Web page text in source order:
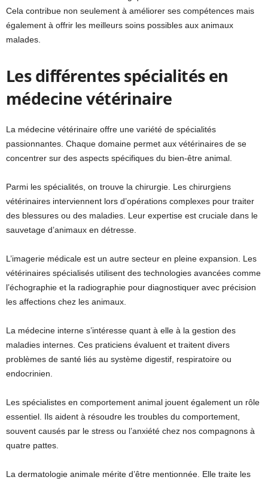
Cela contribue non seulement à améliorer ses compétences mais
également à offrir les meilleurs soins possibles aux animaux
malades.
Les différentes spécialités en
médecine vétérinaire
La médecine vétérinaire offre une variété de spécialités
passionnantes. Chaque domaine permet aux vétérinaires de se
concentrer sur des aspects spécifiques du bien-être animal.
Parmi les spécialités, on trouve la chirurgie. Les chirurgiens
vétérinaires interviennent lors d’opérations complexes pour traiter
des blessures ou des maladies. Leur expertise est cruciale dans le
sauvetage d’animaux en détresse.
L’imagerie médicale est un autre secteur en pleine expansion. Les
vétérinaires spécialisés utilisent des technologies avancées comme
l’échographie et la radiographie pour diagnostiquer avec précision
les affections chez les animaux.
La médecine interne s’intéresse quant à elle à la gestion des
maladies internes. Ces praticiens évaluent et traitent divers
problèmes de santé liés au système digestif, respiratoire ou
endocrinien.
Les spécialistes en comportement animal jouent également un rôle
essentiel. Ils aident à résoudre les troubles du comportement,
souvent causés par le stress ou l’anxiété chez nos compagnons à
quatre pattes.
La dermatologie animale mérite d’être mentionnée. Elle traite les